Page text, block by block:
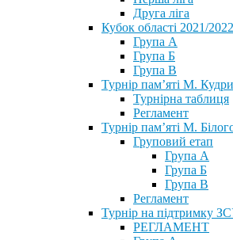
Друга ліга
Кубок області 2021/2022
Група А
Група Б
Група В
Турнір пам’яті М.
Турнірна таблиця
Регламент
Турнір пам’яті М.
Груповий етап
Група А
Група Б
Група В
Регламент
Турнір на підтримку
РЕГЛАМЕНТ